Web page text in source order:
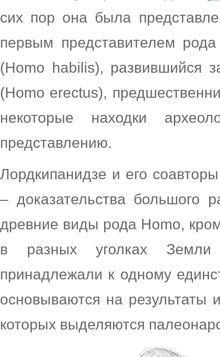
сих пор она была
первым представителем
(Homo habilis), развившийся
(Homo erectus),
некоторые находки
представлению.
Лордкипанидзе и его
– доказательства большого
древние виды рода Homo,
в разных уголках
принадлежали к одному
основываются на результаты
которых выделяются